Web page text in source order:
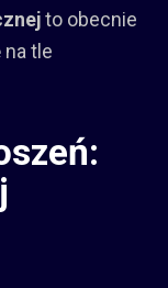
to obecnie
na tle